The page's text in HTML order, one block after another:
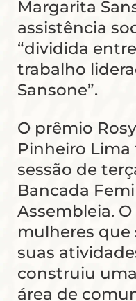
Margarita
assistência
“dividida
trabalho
Sansone”.
O prêmio
Pinheiro
sessão de
Bancada
Assembleia.
mulheres que
suas
construiu
área de